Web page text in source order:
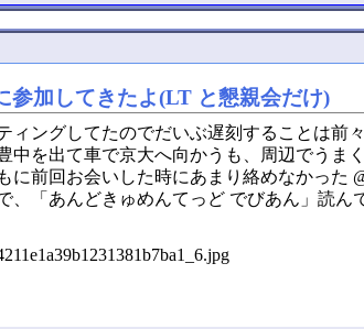
参加してきたよ(LT と懇親会だけ)
ィングしてたのでだいぶ遅刻することは前
中を出て車で京大へ向かうも、周辺でう
に前回お会いした時にあまり絡めなかった
、「あんどきゅめんてっど でびあん」読